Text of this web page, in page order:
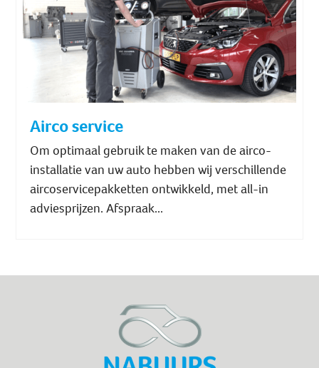
Airco service
Om optimaal gebruik te maken van de airco-
installatie van uw auto hebben wij verschillende
aircoservicepakketten ontwikkeld, met all-in
adviesprijzen. Afspraak...